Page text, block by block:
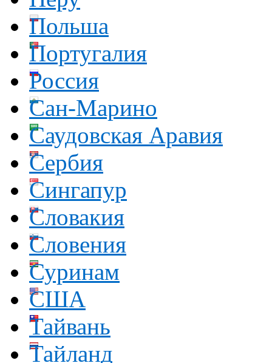
Польша
Португалия
Россия
Сан-Марино
Саудовская Аравия
Сербия
Сингапур
Словакия
Словения
Суринам
США
Тайвань
Тайланд